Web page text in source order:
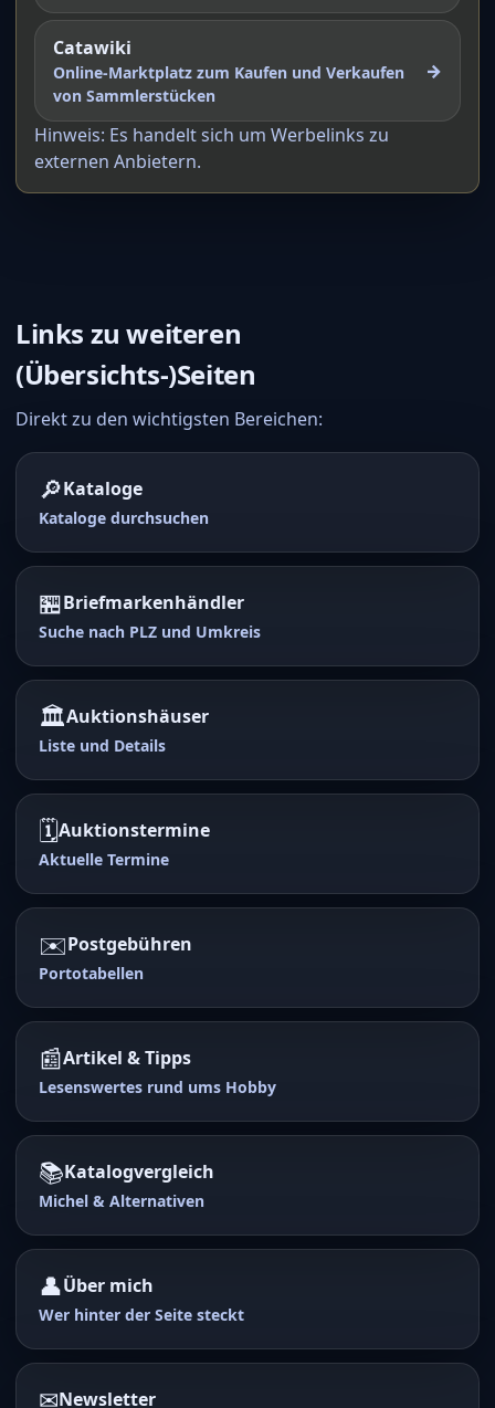
Catawiki
Online-Marktplatz zum Kaufen und Verkaufen
von Sammlerstücken
→
Hinweis: Es handelt sich um Werbelinks zu
externen Anbietern.
Links zu weiteren
(Übersichts-)Seiten
Direkt zu den wichtigsten Bereichen:
🔎Kataloge
Kataloge durchsuchen
🏪Briefmarkenhändler
Suche nach PLZ und Umkreis
🏛️Auktionshäuser
Liste und Details
🗓️Auktionstermine
Aktuelle Termine
✉️Postgebühren
Portotabellen
📰Artikel & Tipps
Lesenswertes rund ums Hobby
📚Katalogvergleich
Michel & Alternativen
👤Über mich
Wer hinter der Seite steckt
✉Newsletter